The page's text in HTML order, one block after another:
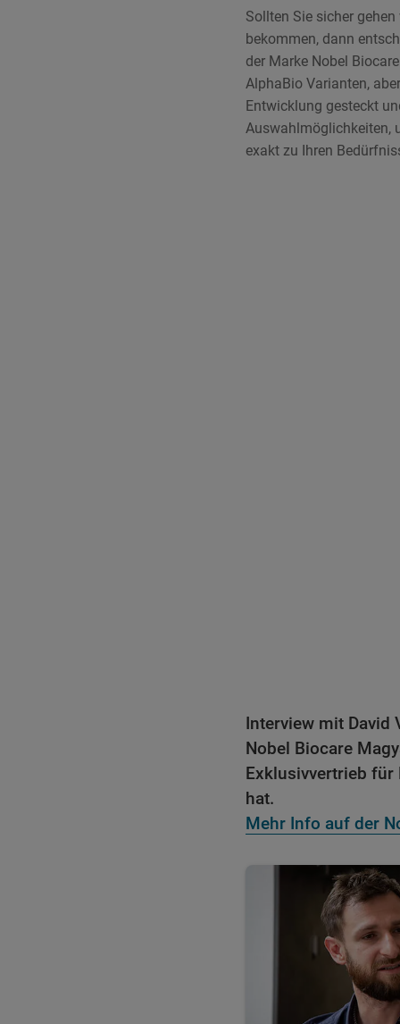
Sollten Sie sicher
bekommen, dann
der Marke Nobel
AlphaBio Varianten,
Entwicklung gesteckt
Auswahlmöglichkeiten,
exakt zu Ihren
Interview mit David
Nobel Biocare
Exklusivvertrieb für
hat.
Mehr Info auf der